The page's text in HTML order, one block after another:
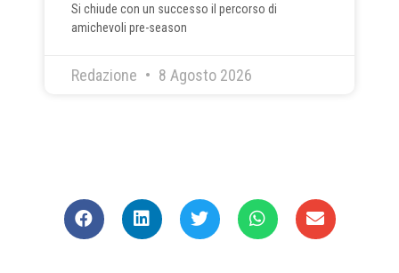
Si chiude con un successo il percorso di
amichevoli pre-season
Redazione 8 Agosto 2026